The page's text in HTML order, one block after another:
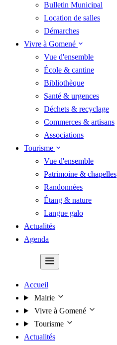
Bulletin Municipal
Location de salles
Démarches
Vivre à Gomené
Vue d'ensemble
École & cantine
Bibliothèque
Santé & urgences
Déchets & recyclage
Commerces & artisans
Associations
Tourisme
Vue d'ensemble
Patrimoine & chapelles
Randonnées
Étang & nature
Langue galo
Actualités
Agenda
Accueil
Mairie
Vivre à Gomené
Tourisme
Actualités